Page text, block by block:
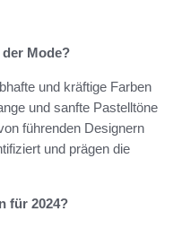
Mode?
und kräftige Farben
und sanfte Pastelltöne
führenden Designern
und prägen die
für 2024?